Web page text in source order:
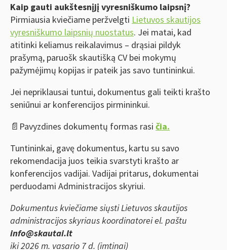
Kaip gauti aukštesnįjį vyresniškumo laipsnį?
Pirmiausia kviečiame peržvelgti Lietuvos skautijos
vyresniškumo laipsnių nuostatus. Jei matai, kad
atitinki keliamus reikalavimus – drąsiai pildyk
prašymą, paruošk skautišką CV bei mokymų
pažymėjimų kopijas ir pateik jas savo tuntininkui.
Jei nepriklausai tuntui, dokumentus gali teikti krašto
seniūnui ar konferencijos pirmininkui.
📄Pavyzdines dokumentų formas rasi čia.
Tuntininkai, gavę dokumentus, kartu su savo
rekomendacija juos teikia svarstyti krašto ar
konferencijos vadijai. Vadijai pritarus, dokumentai
perduodami Administracijos skyriui.
Dokumentus kviečiame siųsti Lietuvos skautijos
administracijos skyriaus koordinatorei el. paštu
info@skautai.lt
iki 2026 m. vasario 7 d. (imtinai)